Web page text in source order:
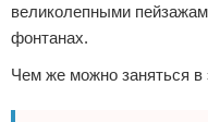
великолепными
фонтанах.
Чем же можно заняться